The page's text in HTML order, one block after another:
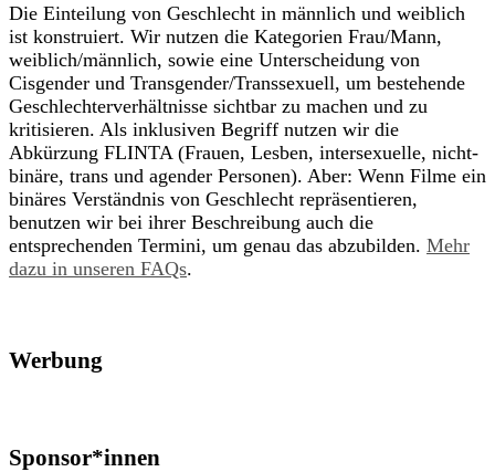
Die Einteilung von Geschlecht in männlich und weiblich
ist konstruiert. Wir nutzen die Kategorien Frau/Mann,
weiblich/männlich, sowie eine Unterscheidung von
Cisgender und Transgender/Transsexuell, um bestehende
Geschlechterverhältnisse sichtbar zu machen und zu
kritisieren. Als inklusiven Begriff nutzen wir die
Abkürzung FLINTA (Frauen, Lesben, intersexuelle, nicht-
binäre, trans und agender Personen). Aber: Wenn Filme ein
binäres Verständnis von Geschlecht repräsentieren,
benutzen wir bei ihrer Beschreibung auch die
entsprechenden Termini, um genau das abzubilden. Mehr
dazu in unseren FAQs.
Werbung
Sponsor*innen